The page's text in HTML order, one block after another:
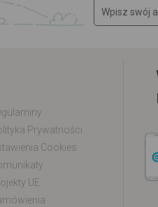
Prywatności
Cookies
UE